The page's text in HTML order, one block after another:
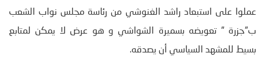
عملوا على استبعاد راشد الغنوشي من رئاسة مجلس نواب الشعب
ب”جزرة ” تعويضه بسميرة الشواشي و هو عرض لا يمكن لمتابع
بسيط للمشهد السياسي أن يصدقه.